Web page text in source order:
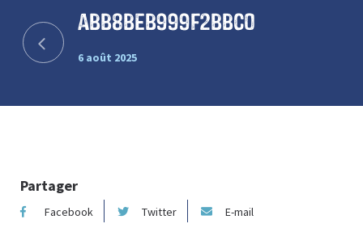
abb8beb999f2bbc0
6 août 2025
Partager
Facebook Twitter E-mail